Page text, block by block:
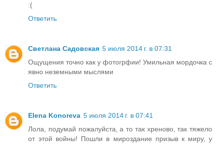
:(
Ответить
Светлана Садовская 5 июля 2014 г. в 07:31
Ощущения точно как у фотогрфии! Умильная мордочка с
явно неземными мыслями
Ответить
Elena Konoreva 5 июля 2014 г. в 07:41
Лола, подумай пожалуйста, а то так хреново, так тяжело
от этой войны! Пошли в мироздание призыв к миру, у